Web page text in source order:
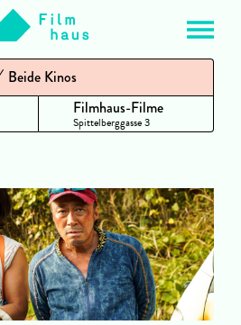
Beide Kinos
Filmhaus-Filme
Spittelberggasse 3